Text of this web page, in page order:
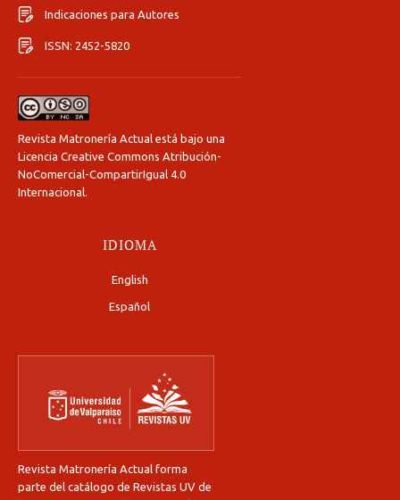
Indicaciones para Autores
ISSN: 2452-5820
Revista Matronería Actual está bajo una
Licencia Creative Commons Atribución-
NoComercial-CompartirIgual 4.0
Internacional.
IDIOMA
English
Español
Revista Matronería Actual forma
parte del catálogo de Revistas UV de